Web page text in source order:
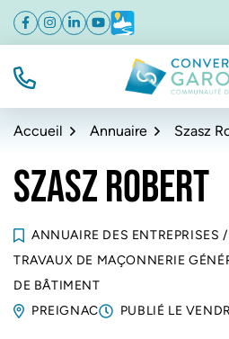
Aller
navigation
Aller
au
Aller
au
de
Facebook
(ouverture dans un nouvel onglet)
Instagram
(ouverture dans un nouvel
Linkedin
(ouverture dans un nouvel
YouTube
(ouverture dans un
Météo
(ouverture dans
TÉL.
Accueil Annuaire Szasz
SZASZ ROBERT
ANNUAIRE DES ENTREPRISES /
TRAVAUX DE MAÇONNERIE
DE BÂTIMENT
PREIGNAC
PUBLIÉ LE